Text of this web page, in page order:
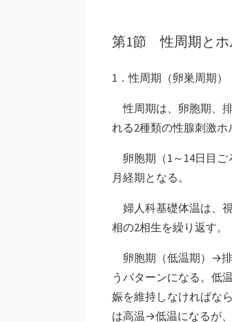
第1節 性周期とホ
1．性周期（卵巣周期）
性周期は、卵胞期、
れる2種類の性腺刺激ホ
卵胞期（1～14日目ご
月経期となる。
婦人科基礎体温は、
相の2相生を繰り返す。
卵胞期（低温期）→
うパターンになる。低
娠を維持しなければな
は高温→低温になるが